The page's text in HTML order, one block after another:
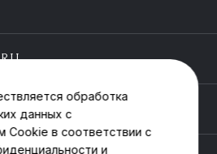
обработка
данных с
Cookie в соответствии с
и